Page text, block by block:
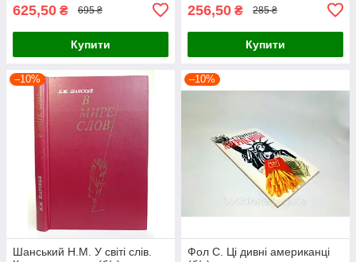
625,50 ₴ 695 ₴
Купити
256,50 ₴ 285 ₴
Купити
–10%
Шанський Н.М. У світі слів.
–10%
Фол С. Ці дивні американці